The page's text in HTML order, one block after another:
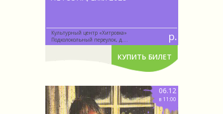
Культурный центр «Хитровка»
Подколокольный переулок, д....
р.
КУПИТЬ БИЛЕТ
06.12
в 11:00